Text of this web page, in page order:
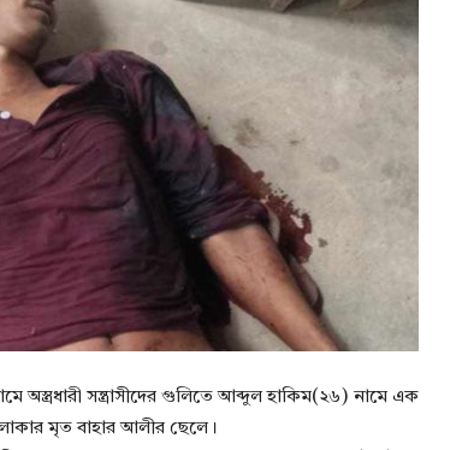
অস্ত্রধারী সন্ত্রাসীদের গুলিতে আব্দুল হাকিম(২৬) নামে এক
মৃত বাহার আলীর ছেলে।